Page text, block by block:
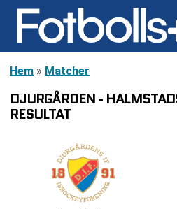
Hem » Matcher
DJURGÅRDEN -
RESULTAT